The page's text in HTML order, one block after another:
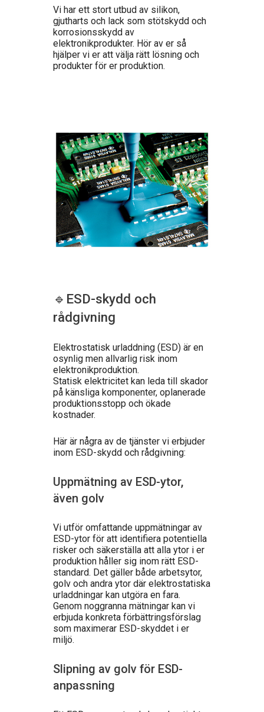
Vi har ett stort utbud av silikon,
gjutharts och lack som stötskydd och
korrosionsskydd av
elektronikprodukter. Hör av er så
hjälper vi er att välja rätt lösning och
produkter för er produktion.
🔹ESD-skydd och
rådgivning
Elektrostatisk urladdning (ESD) är en
osynlig men allvarlig risk inom
elektronikproduktion.
Statisk elektricitet kan leda till skador
på känsliga komponenter, oplanerade
produktionsstopp och ökade
kostnader.
Här är några av de tjänster vi erbjuder
inom ESD-skydd och rådgivning:
Uppmätning av ESD-ytor,
även golv
Vi utför omfattande uppmätningar av
ESD-ytor för att identifiera potentiella
risker och säkerställa att alla ytor i er
produktion håller sig inom rätt ESD-
standard. Det gäller både arbetsytor,
golv och andra ytor där elektrostatiska
urladdningar kan utgöra en fara.
Genom noggranna mätningar kan vi
erbjuda konkreta förbättringsförslag
som maximerar ESD-skyddet i er
miljö.
Slipning av golv för ESD-
anpassning